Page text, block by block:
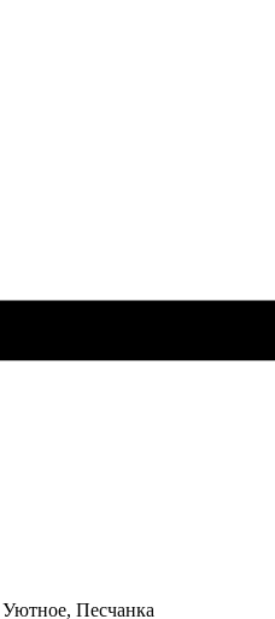
Песчанка